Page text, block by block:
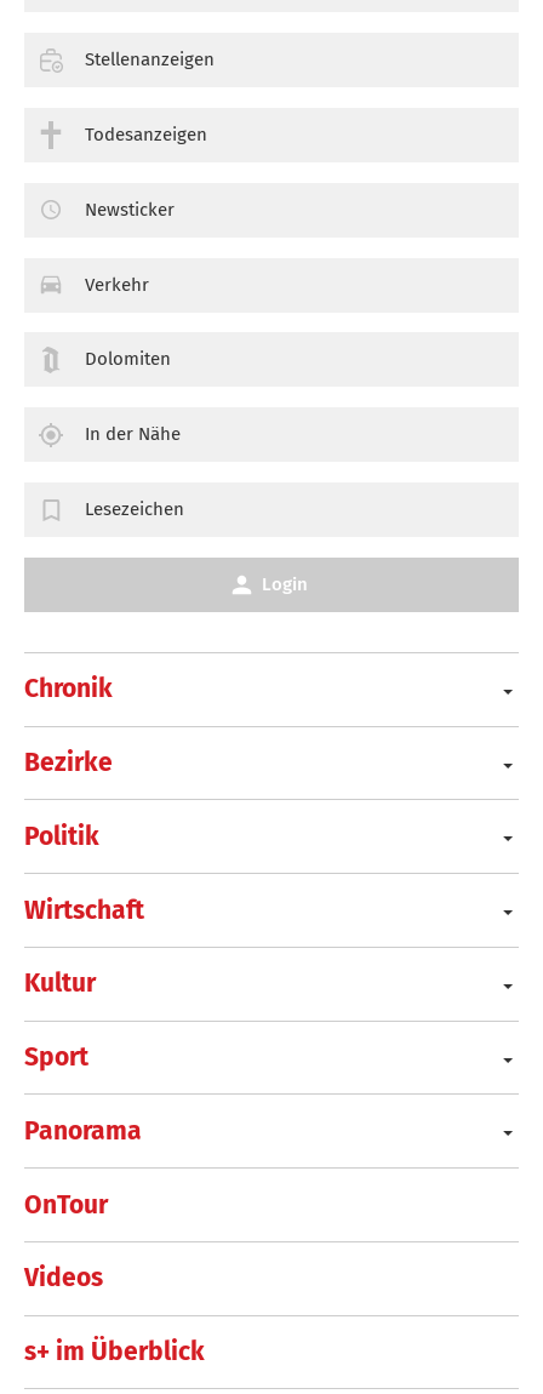
Chronik
Bezirke
Politik
Wirtschaft
Kultur
Sport
Panorama
OnTour
Videos
s+ im Überblick
Stellenanzeigen
Todesanzeigen
Newsticker
Verkehr
Dolomiten
In der Nähe
Lesezeichen
Login